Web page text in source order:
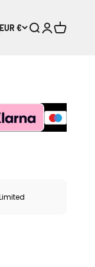
EUR € Suche öffnen